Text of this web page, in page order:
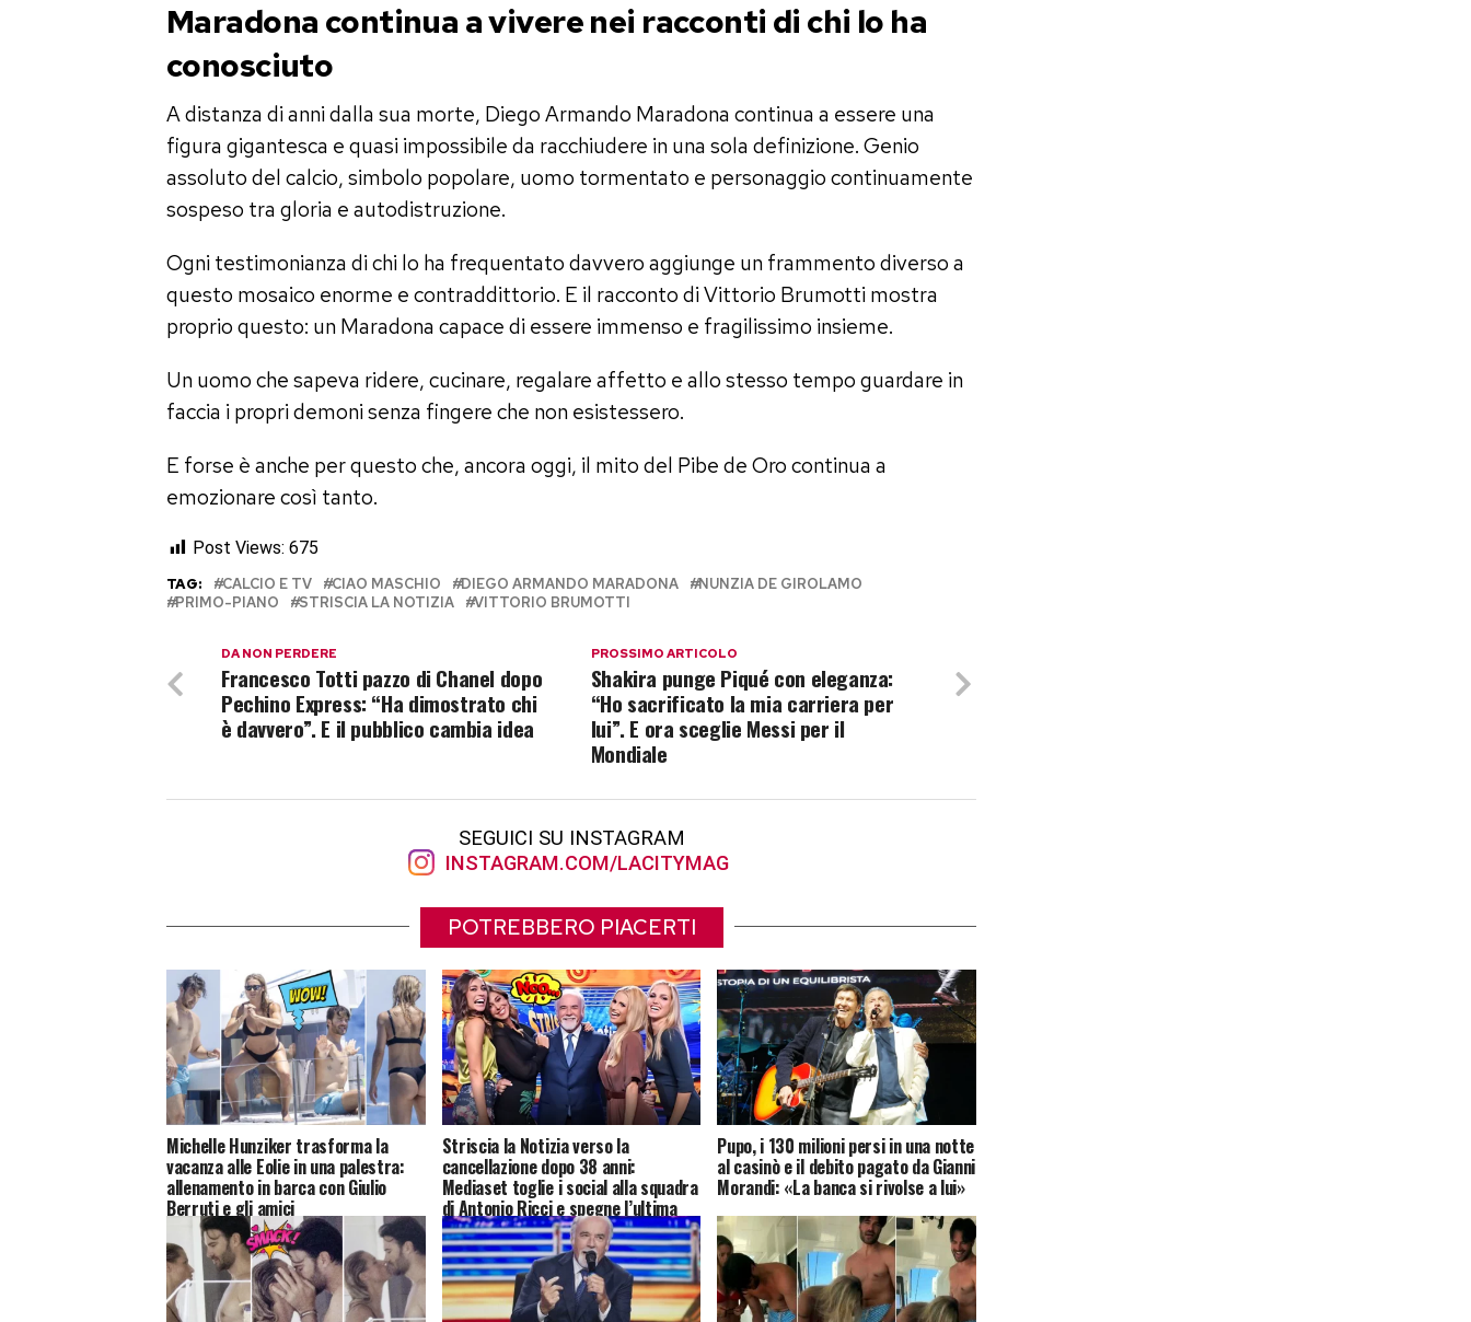
Maradona continua a vivere nei racconti di chi lo ha
conosciuto
A distanza di anni dalla sua morte, Diego Armando Maradona continua a essere una
figura gigantesca e quasi impossibile da racchiudere in una sola definizione. Genio
assoluto del calcio, simbolo popolare, uomo tormentato e personaggio continuamente
sospeso tra gloria e autodistruzione.
Ogni testimonianza di chi lo ha frequentato davvero aggiunge un frammento diverso a
questo mosaico enorme e contraddittorio. E il racconto di Vittorio Brumotti mostra
proprio questo: un Maradona capace di essere immenso e fragilissimo insieme.
Un uomo che sapeva ridere, cucinare, regalare affetto e allo stesso tempo guardare in
faccia i propri demoni senza fingere che non esistessero.
E forse è anche per questo che, ancora oggi, il mito del Pibe de Oro continua a
emozionare così tanto.
Post Views: 675
TAG: CALCIO E TV CIAO MASCHIO DIEGO ARMANDO MARADONA
NUNZIA DE GIROLAMO
PRIMO-PIANO
STRISCIA LA NOTIZIA VITTORIO BRUMOTTI
PROSSIMO ARTICOLO
Shakira punge Piqué con eleganza:
“Ho sacrificato la mia carriera per
lui”. E ora sceglie Messi per il
Mondiale
DA NON PERDERE
Francesco Totti pazzo di Chanel dopo
Pechino Express: “Ha dimostrato chi
è davvero”. E il pubblico cambia idea
SEGUICI SU INSTAGRAM
INSTAGRAM.COM/LACITYMAG
POTREBBERO PIACERTI
Michelle Hunziker trasforma la
vacanza alle Eolie in una palestra:
allenamento in barca con Giulio
Berruti e gli amici
Striscia la Notizia verso la
cancellazione dopo 38 anni:
Mediaset toglie i social alla squadra
di Antonio Ricci e spegne l’ultima
luce
Pupo, i 130 milioni persi in una notte
al casinò e il debito pagato da Gianni
Morandi: «La banca si rivolse a lui»